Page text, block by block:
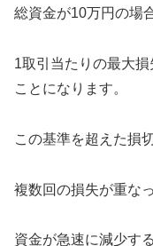
総資金が10万円の場
1取引当たりの最大
ことになります。
この基準を超えた損
複数回の損失が重な
資金が急速に減少す